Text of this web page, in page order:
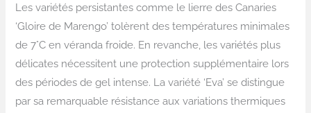
Les variétés persistantes comme le lierre des Canaries
‘Gloire de Marengo’ tolèrent des températures minimales
de 7°C en véranda froide. En revanche, les variétés plus
délicates nécessitent une protection supplémentaire lors
des périodes de gel intense. La variété ‘Eva’ se distingue
par sa remarquable résistance aux variations thermiques